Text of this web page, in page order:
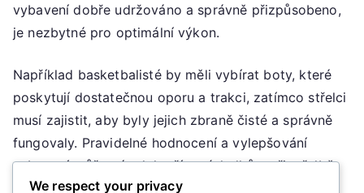
vybavení dobře udržováno a správně přizpůsobeno,
je nezbytné pro optimální výkon.
Například basketbalisté by měli vybírat boty, které
poskytují dostatečnou oporu a trakci, zatímco střelci
musí zajistit, aby byly jejich zbraně čisté a správně
fungovaly. Pravidelné hodnocení a vylepšování
vybavení může vést k lepším výsledkům při střelbě.
We respect your privacy